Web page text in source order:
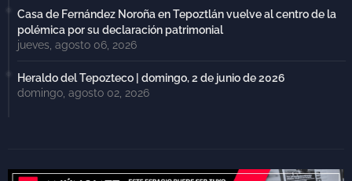
Casa de Fernández Noroña en Tepoztlán vuelve al centro de la
polémica por su declaración patrimonial
jueves, agosto 06, 2026
Heraldo del Tepozteco | domingo, 2 de junio de 2026
domingo, agosto 02, 2026